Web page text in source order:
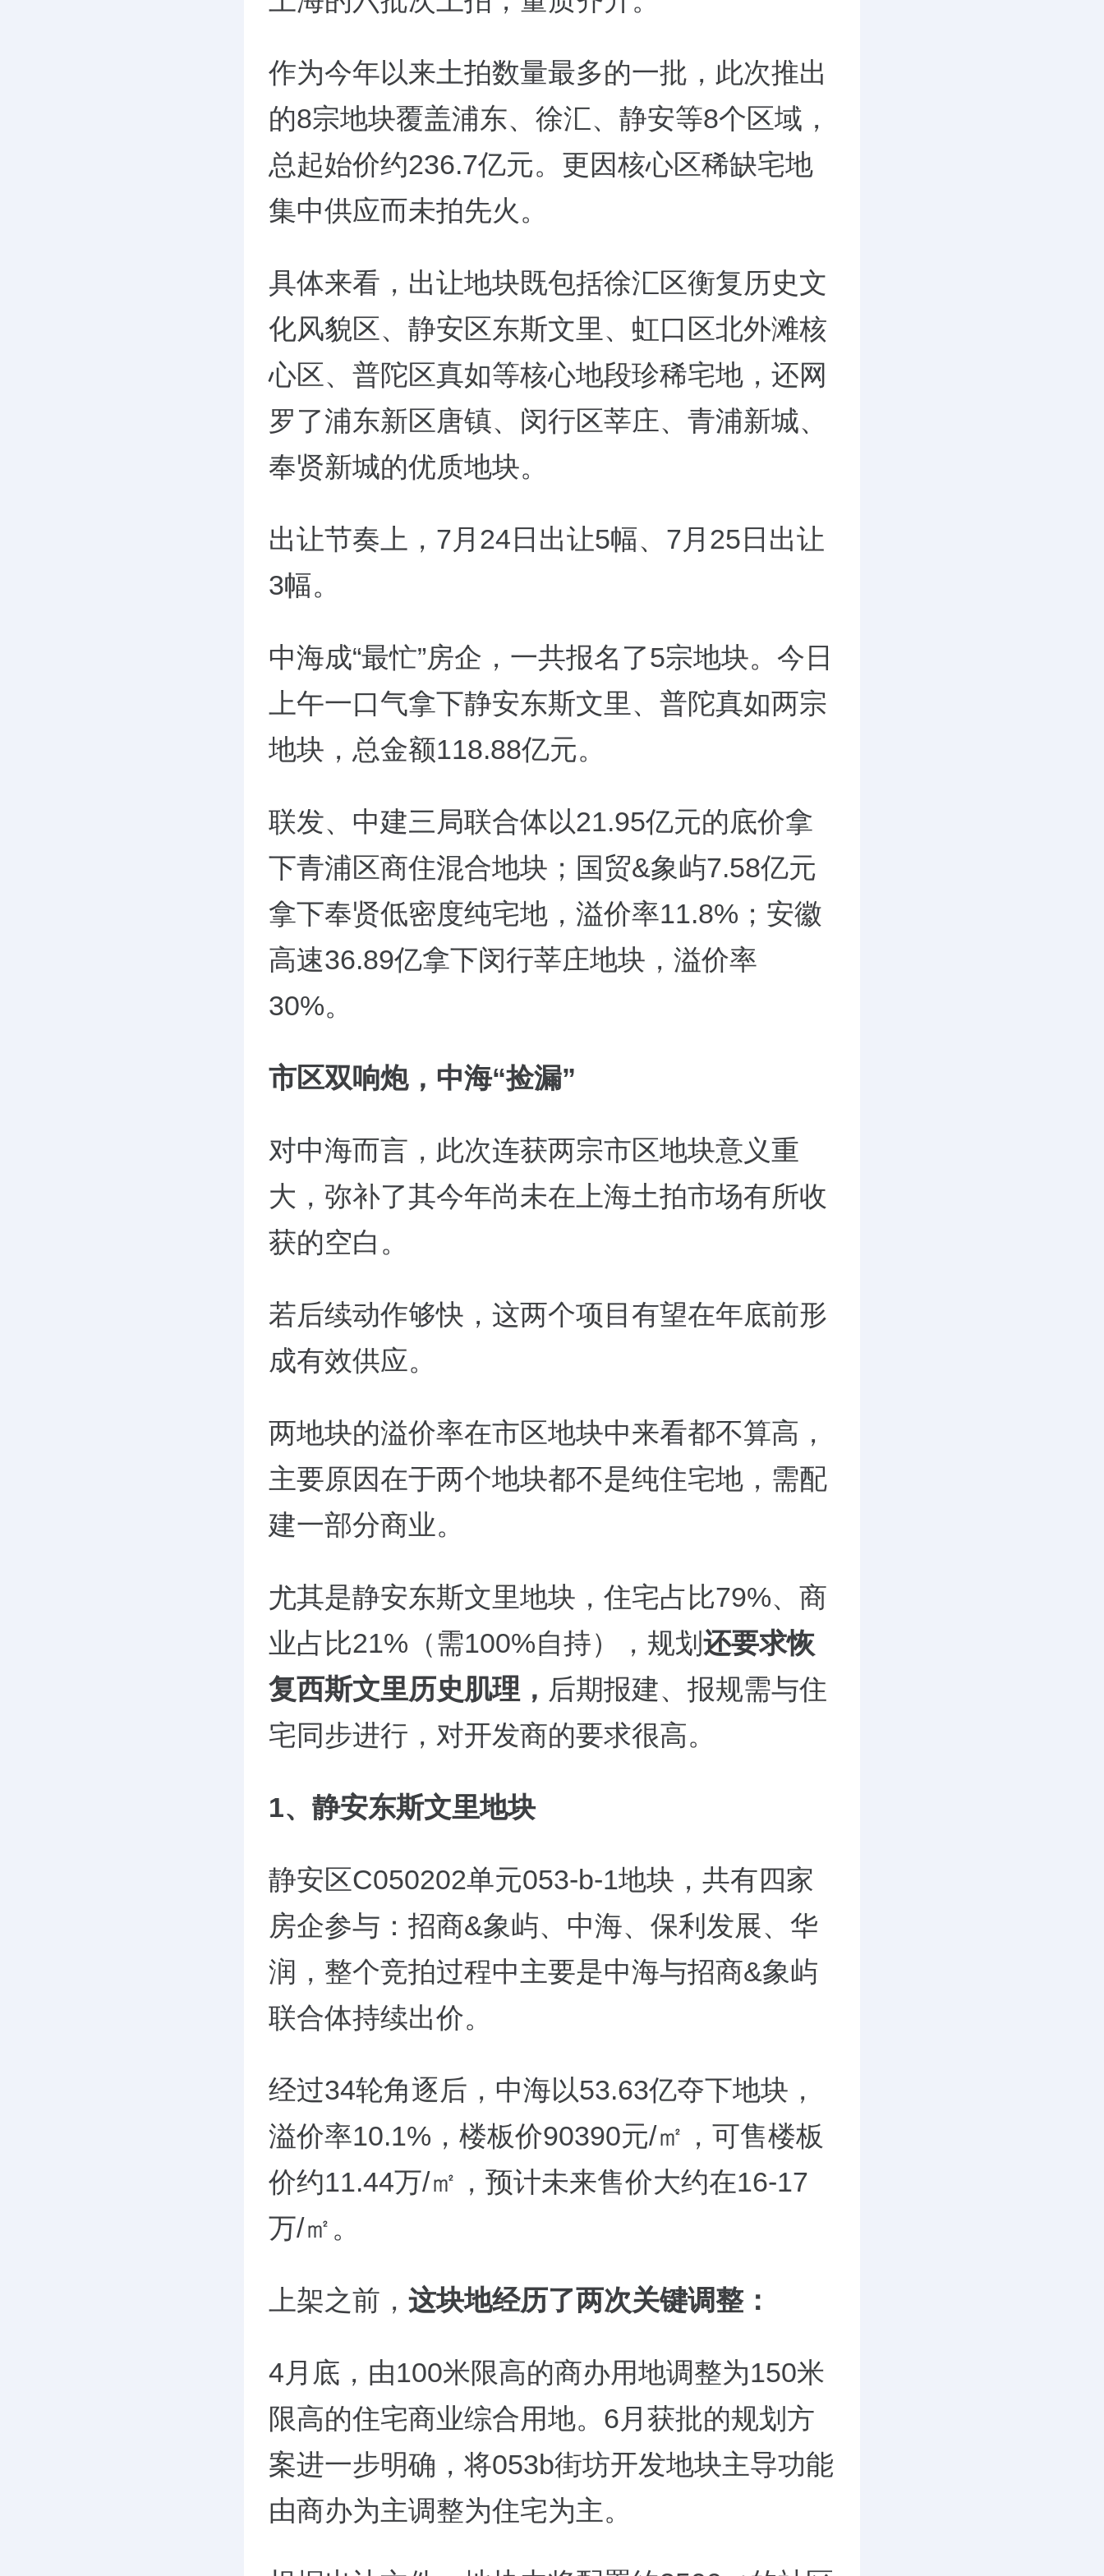
作为今年以来土拍数量最多的一批，此次推出
的8宗地块覆盖浦东、徐汇、静安等8个区域，
总起始价约236.7亿元。 更因核心区稀缺宅地
集中供应而未拍先火。
具体来看，出让地块既包括徐汇区衡复历史文
化风貌区、静安区东斯文里、虹口区北外滩核
心区、普陀区真如等核心地段珍稀宅地，还网
罗了浦东新区唐镇、闵行区莘庄、青浦新城、
奉贤新城的优质地块。
出让节奏上， 7月 24 日出让5幅、 7月 25 日出让
3幅。
中海成“最忙”房企，一共报名了5宗地块。 今日
上午一口气拿下静安东斯文里、普陀真如两宗
地块，总金额118.88亿元。
联发、中建三局联合体以21.95亿元的底价拿
下青浦区商住混合地块；国贸&象屿7.58亿元
拿下奉贤低密度纯宅地，溢价率11.8%；安徽
高速36.89亿拿下闵行莘庄地块，溢价率
30%。
市区双响炮，中海“捡漏”
对中海而言，此次连获两宗市区地块意义重
大， 弥补了其今年尚未在上海土拍市场有所收
获的空白。
若后续动作够快，这两个项目有望在年底前形
成有效供应。
两地块的溢价率在市区地块中来看都不算高，
主要原因在于两个地块都不是纯住宅地，需配
建一部分商业。
尤其是静安东斯文里地块，住宅占比79%、商
业占比21% （需100%自持），规划 还要求恢
复西斯文里历史肌理， 后期报建、报规需与住
宅同步进行，对开发商的要求很高。
1、静安东斯文里地块
静安区C050202单元053-b-1地块，共有四家
房企参与：招商&象屿、中海、保利发展、华
润，整个竞拍过程中主要是中海与招商&象屿
联合体持续出价。
经过34轮角逐后， 中海以53.63亿夺下地块，
溢价率10.1% ，楼板价90390元/㎡， 可售楼板
价约11.44万/㎡，预计未来售价大约在16-17
万/㎡。
上架之前， 这块地经历了两次关键调整：
4月底，由100米限高的商办用地调整为150米
限高的住宅商业综合用地。 6月获批的规划方
案进一步明确，将053b街坊开发地块主导功能
由商办为主调整为住宅为主。